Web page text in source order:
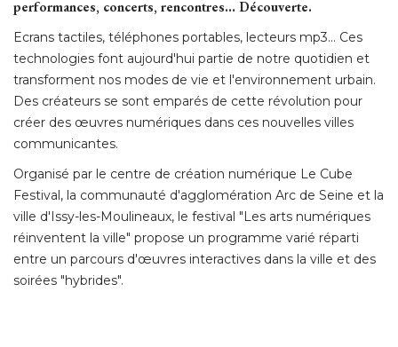
performances, concerts, rencontres... Découverte.
Ecrans tactiles, téléphones portables, lecteurs mp3... Ces
technologies font aujourd'hui partie de notre quotidien et
transforment nos modes de vie et l'environnement urbain.
Des créateurs se sont emparés de cette révolution pour
créer des œuvres numériques dans ces nouvelles villes
communicantes.
Organisé par le centre de création numérique Le Cube
Festival, la communauté d'agglomération Arc de Seine et la
ville d'Issy-les-Moulineaux, le festival "Les arts numériques
réinventent la ville" propose un programme varié réparti
entre un parcours d'œuvres interactives dans la ville et des
soirées "hybrides".